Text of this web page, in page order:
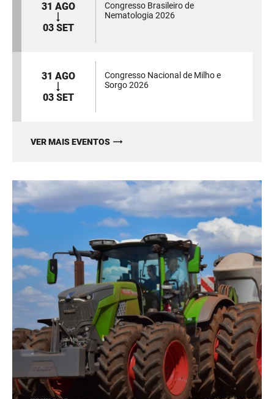
31 AGO
03 SET
Congresso Brasileiro de
Nematologia 2026
31 AGO
03 SET
Congresso Nacional de Milho e
Sorgo 2026
VER MAIS EVENTOS